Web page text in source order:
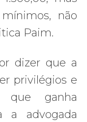
não
Paim.
dizer que a
privilégios e
que ganha
a advogada